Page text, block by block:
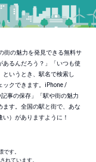
街の魅力を発見できる無料サ
あるんだろう？」「いつも使
いうとき、駅名で検索し
ックできます。iPhone /
事の保存」「駅や街の魅力
ます。全国の駅と街で、あな
）がありますように！
です。
れています。